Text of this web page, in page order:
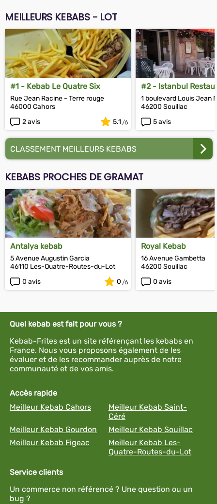
MEILLEURS KEBABS - LOT
#1 - Kebab Le Quatre Six
Rue Jean Racine - Terre rouge
46000 Cahors
2 avis
5.1
#2 - Istanbul
1 boulevard Louis Jean
46200 Souillac
5 avis
CLASSEMENT MEILLEURS KEBABS
KEBABS PROCHES DE GRAMAT
Antalya kebab
5 Avenue Augustin Garcia
46110 Les-Quatre-Routes-du-Lot
0 avis
0
Royal Kebab
16 Avenue Gambetta
46200 Souillac
0 avis
Quel kebab est fait pour vous ?
Kebab-Frites est un site référençant les kebabs en
France. Nous vous proposons également de les
évaluer et de les recommander auprès de notre
communauté et de vos amis.
Accès rapide
Meilleur Kebab Cahors
Meilleur Kebab Saint-
Céré
Meilleur Kebab Gourdon
Meilleur Kebab Souillac
Meilleur Kebab Figeac
Meilleur Kebab Les-
Quatre-Routes-du-Lot
Service clients
Un commerce non référencé ? Une question ou un
bug ?